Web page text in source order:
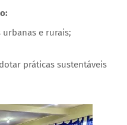
urbanas e rurais;
práticas sustentáveis